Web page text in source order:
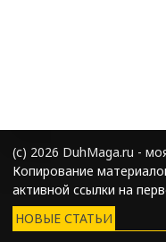
(с) 2026 DuhMaga.ru -
Копирование
активной ссылки на
НОВЫЕ СТАТЬИ